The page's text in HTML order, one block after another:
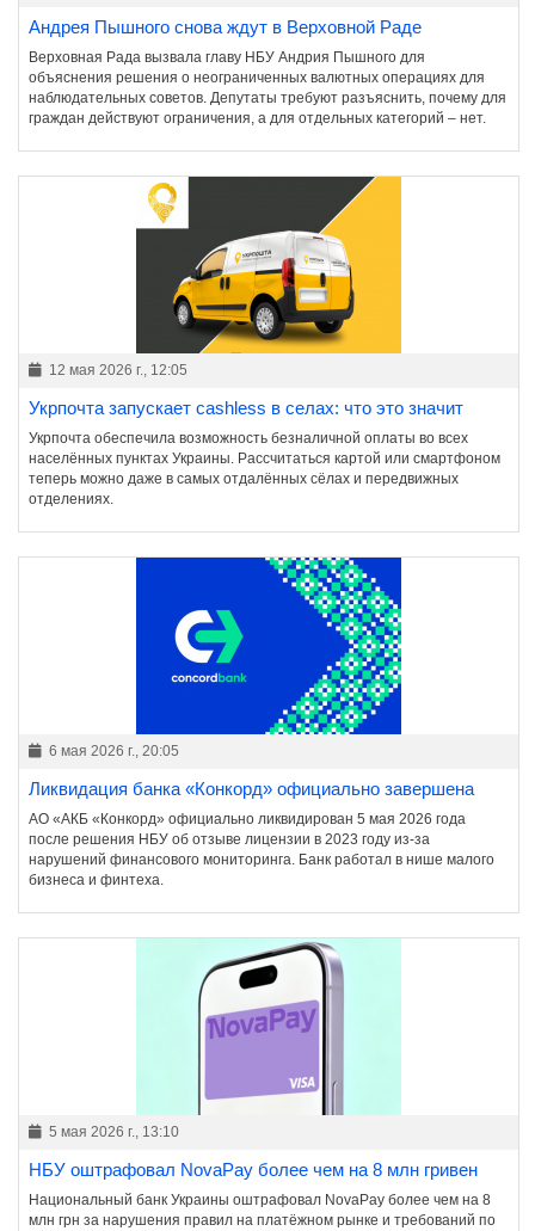
Андрея Пышного снова ждут в Верховной Раде
Верховная Рада вызвала главу НБУ Андрия Пышного для
объяснения решения о неограниченных валютных операциях для
наблюдательных советов. Депутаты требуют разъяснить, почему для
граждан действуют ограничения, а для отдельных категорий – нет.
12 мая 2026 г., 12:05
Укрпочта запускает cashless в селах: что это значит
Укрпочта обеспечила возможность безналичной оплаты во всех
населённых пунктах Украины. Рассчитаться картой или смартфоном
теперь можно даже в самых отдалённых сёлах и передвижных
отделениях.
6 мая 2026 г., 20:05
Ликвидация банка «Конкорд» официально завершена
АО «АКБ «Конкорд» официально ликвидирован 5 мая 2026 года
после решения НБУ об отзыве лицензии в 2023 году из-за
нарушений финансового мониторинга. Банк работал в нише малого
бизнеса и финтеха.
5 мая 2026 г., 13:10
НБУ оштрафовал NovaPay более чем на 8 млн гривен
Национальный банк Украины оштрафовал NovaPay более чем на 8
млн грн за нарушения правил на платёжном рынке и требований по